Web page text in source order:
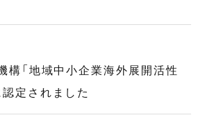
構「地域中小企業海外展開活性
定されました